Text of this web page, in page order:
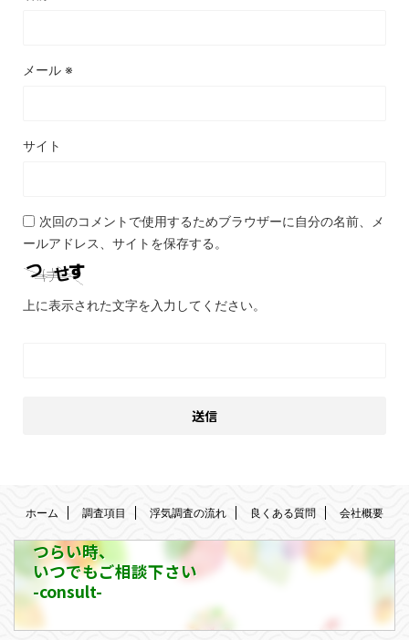
メール ※
サイト
次回のコメントで使用するためブラウザーに自分の名前、メ
ールアドレス、サイトを保存する。
上に表示された文字を入力してください。
ホーム 調査項目 浮気調査の流れ 良くある質問 会社概要
つらい時、
いつでもご相談下さい
-consult-